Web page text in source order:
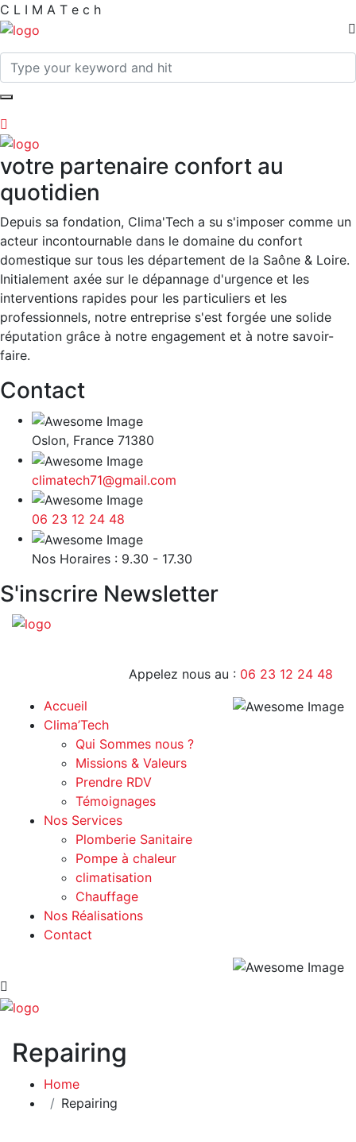
C L I M A T e c h
votre partenaire confort au
quotidien
Depuis sa fondation, Clima'Tech a su s'imposer comme un
acteur incontournable dans le domaine du confort
domestique sur tous les département de la Saône & Loire.
Initialement axée sur le dépannage d'urgence et les
interventions rapides pour les particuliers et les
professionnels, notre entreprise s'est forgée une solide
réputation grâce à notre engagement et à notre savoir-
faire.
Contact
Oslon, France 71380
climatech71@gmail.com
06 23 12 24 48
Nos Horaires : 9.30 - 17.30
S'inscrire Newsletter
Appelez nous au : 06 23 12 24 48
Accueil
Clima’Tech
Qui Sommes nous ?
Missions & Valeurs
Prendre RDV
Témoignages
Nos Services
Plomberie Sanitaire
Pompe à chaleur
climatisation
Chauffage
Nos Réalisations
Contact
Repairing
Home
Repairing